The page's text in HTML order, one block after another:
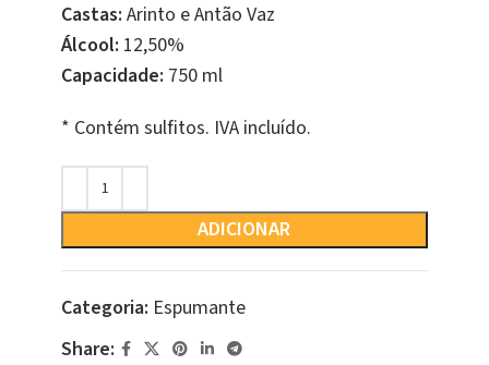
Castas: Arinto e Antão Vaz
Álcool: 12,50%
Capacidade: 750 ml
* Contém sulfitos. IVA incluído.
ADICIONAR
Categoria: Espumante
Share: